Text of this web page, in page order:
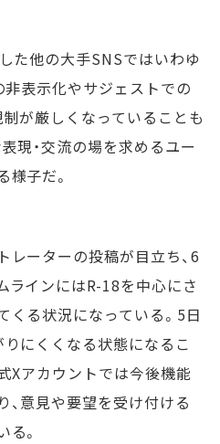
た他の大手SNSではいわゆ
非表示化やサジェストでの
が厳しくなっていることも
現・交流の場を求めるユー
子だ。
ーターの投稿が目立ち、6
ラインにはR-18を中心にさ
くる状況になっている。5日
にくくなる状態になるこ
Xアカウントでは今後機能
意見や要望を受け付ける
。